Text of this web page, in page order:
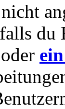
du
oder